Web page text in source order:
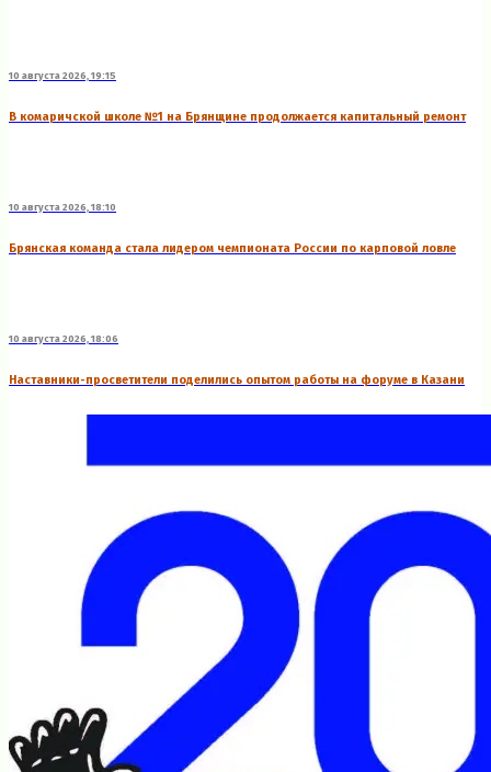
10 августа 2026, 19:15
В комаричской школе №1 на Брянщине продолжается капитальный ремонт
10 августа 2026, 18:10
Брянская команда стала лидером чемпионата России по карповой ловле
10 августа 2026, 18:06
Наставники-просветители поделились опытом работы на форуме в Казани